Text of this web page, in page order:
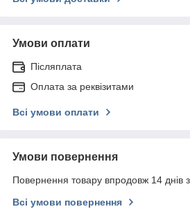
Умови оплати
Післяплата
Оплата за реквізитами
Всі умови оплати
Умови повернення
Повернення товару впродовж 14 днів
Всі умови повернення